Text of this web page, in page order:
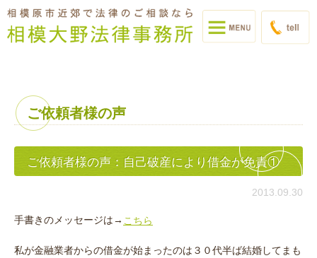
ご依頼者様の声
ご依頼者様の声：自己破産により借金が免責①
2013.09.30
手書きのメッセージは→ こちら
私が金融業者からの借金が始まったのは３０代半ば結婚してまも